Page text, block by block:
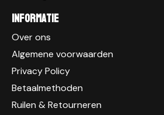
Informatie
Over ons
Algemene voorwaarden
Privacy Policy
Betaalmethoden
Ruilen & Retourneren